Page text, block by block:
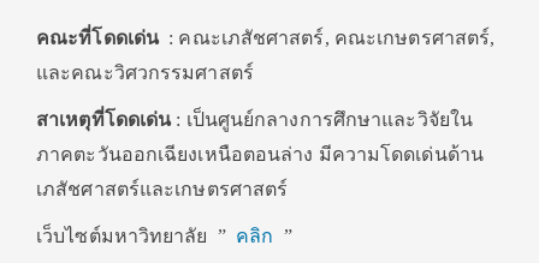
คณะที่โดดเด่น: คณะเภสัชศาสตร์, คณะเกษตรศาสตร์,
และคณะวิศวกรรมศาสตร์
สาเหตุที่โดดเด่น: เป็นศูนย์กลางการศึกษาและวิจัยใน
ภาคตะวันออกเฉียงเหนือตอนล่าง มีความโดดเด่นด้าน
เภสัชศาสตร์และเกษตรศาสตร์
เว็บไซต์มหาวิทยาลัย ” คลิก ”